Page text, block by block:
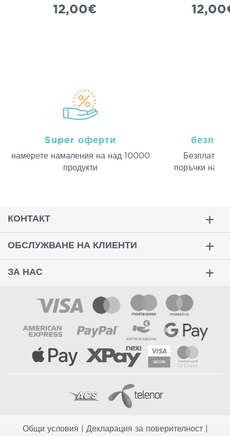
12,00€
Super оферти
намерeте намаления на над 10000
продукти
Безплатна
поръчки над
КОНТАКТ
ОБСЛУЖВАНЕ НА КЛИЕНТИ
ЗА НАС
Общи условия Декларация за поверителност|